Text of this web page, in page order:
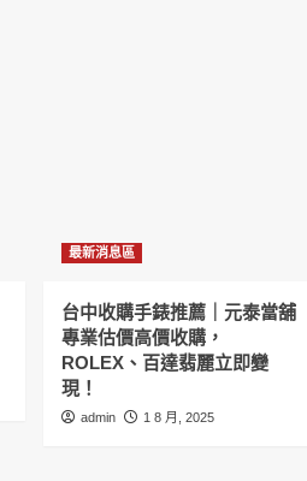
最新消息區
台中收購手錶推薦｜元泰當舖
專業估價高價收購，
ROLEX、百達翡麗立即變
現！
admin 1 8 月, 2025